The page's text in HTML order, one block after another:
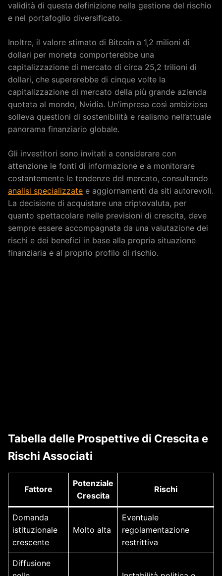
validità di questa definizione nella gestione del rischio
e nel portafoglio diversificato.
Inoltre, il valore stimato di Bitcoin a 1,2 milioni di
dollari per moneta comporterebbe una
capitalizzazione di mercato di circa 25,2 trilioni di
dollari, che supererebbe di cinque volte la
capitalizzazione di mercato della più grande azienda
quotata al mondo, Nvidia. Un’impresa così ambiziosa
solleva questioni di sostenibilità e realismo nell’attuale
panorama finanziario globale.
Gli investitori sono invitati a considerare con
attenzione le fonti di informazione e a monitorare
costantemente le tendenze del mercato, consultando
analisi specializzate e aggiornamenti da siti autorevoli.
La decisione di acquistare una criptovaluta, per
quanto spettacolare nelle previsioni di crescita, deve
sempre essere accompagnata da una valutazione dei
rischi e dei benefici in base alla propria situazione
finanziaria e al proprio profilo di rischio.
Tabella delle Prospettive di Crescita e
Rischi Associati
Fattore
Potenziale
Crescita
Rischi
Domanda
istituzionale
crescente
Molto alta
Eventuale
regolamentazione
restrittiva
Diffusione